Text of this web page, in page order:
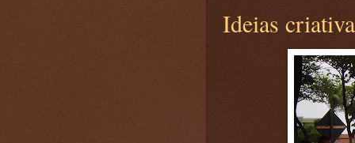
Ideias